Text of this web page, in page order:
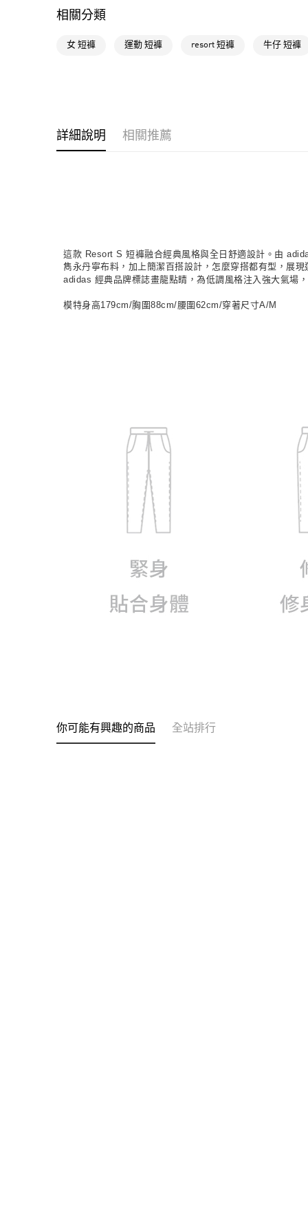
相關分類
女 短褲 運動 短褲 resort 短褲 牛仔 短褲
詳細說明 相關推薦
這款 Resort S 短褲融合經典風格與全日舒適設計。由
雋永丹寧布料，加上簡潔百搭設計，怎麼穿搭都有型，展
adidas 經典品牌標誌畫龍點睛，為低調風格注入強大氣場
模特身高179cm/胸圍88cm/腰圍62cm/穿著尺寸A/M
你可能有興趣的商品 全站排行